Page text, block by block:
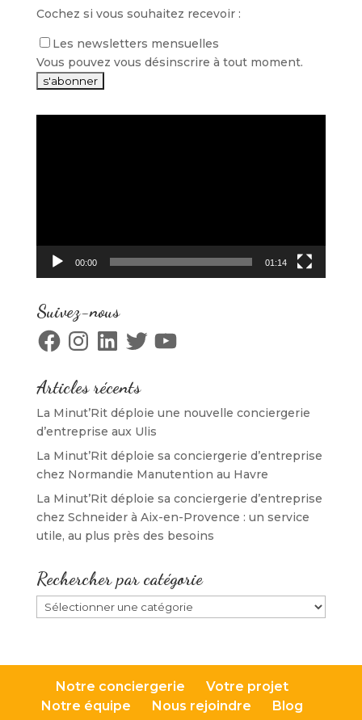
Cochez si vous souhaitez recevoir :
Les newsletters mensuelles
Vous pouvez vous désinscrire à tout moment.
00:00 01:14
Suivez-nous
FacebookInstagramLinkedInTwitterYouTube
Articles récents
La Minut’Rit déploie une nouvelle conciergerie
d’entreprise aux Ulis
La Minut’Rit déploie sa conciergerie d’entreprise
chez Normandie Manutention au Havre
La Minut’Rit déploie sa conciergerie d’entreprise
chez Schneider à Aix-en-Provence : un service
utile, au plus près des besoins
Rechercher par catégorie
Rechercher
par
Notre conciergerie
Votre projet
Notre équipe
Nous rejoindre
Blog